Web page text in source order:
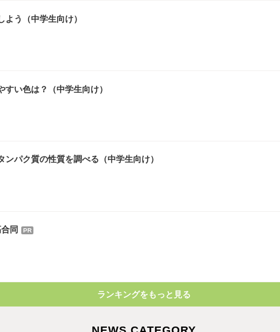
よう（中学生向け）
い色は？（中学生向け）
ンパク質の性質を調べる（中学生向け）
同 PR
ランキングをもっと見る